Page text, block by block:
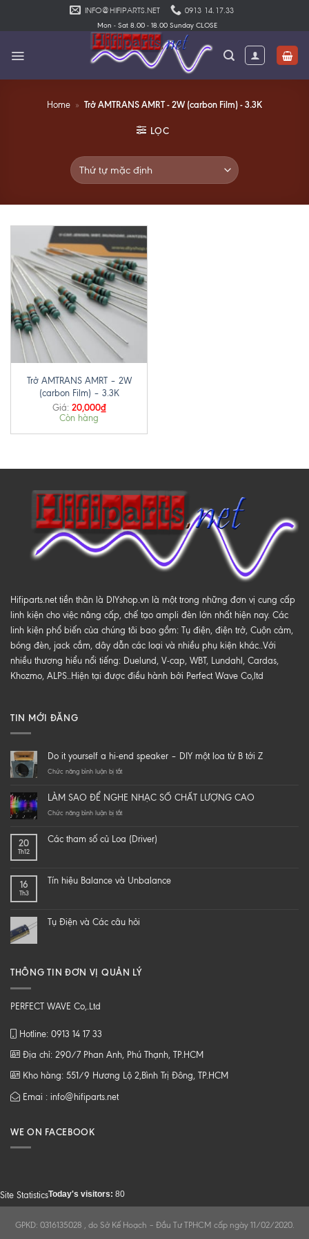
INFO@HIFIPARTS.NET 0913 14.17.33
Mon - Sat 8.00 - 18.00 Sunday CLOSE
Home » Trở AMTRANS AMRT - 2W (carbon Film) - 3.3K
LỌC
Trở AMTRANS AMRT – 2W
(carbon Film) – 3.3K
Giá: 20,000₫
Còn hàng
Hifiparts.net tiền thân là DIYshop.vn là một trong những đơn vị cung cấp
linh kiện cho việc nâng cấp, chế tạo ampli đèn lớn nhất hiện nay. Các
linh kiện phổ biến của chúng tôi bao gồm: Tụ điện, điện trở, Cuộn cảm,
bóng đèn, jack cắm, dây dẫn các loại và nhiều phụ kiện khác..Với
nhiều thương hiểu nổi tiếng: Duelund, V-cap, WBT, Lundahl, Cardas,
Khozmo, ALPS..Hiện tại được điều hành bởi Perfect Wave Co,ltd
TIN MỚI ĐĂNG
Do it yourself a hi-end speaker – DIY một loa từ B tới Z
Chức năng bình luận bị tắtở
yourself
a
speaker
loa
Z
LÀM SAO ĐỂ NGHE NHẠC SỐ CHẤT LƯỢNG CAO
Chức năng bình luận bị tắtở
ĐỂ
CHẤT
20
Th12
Các tham số củ Loa (Driver)
16
Th3
Tín hiệu Balance và Unbalance
Tụ Điện và Các câu hỏi
THÔNG TIN ĐƠN VỊ QUẢN LÝ
PERFECT WAVE Co,.Ltd
Hotline: 0913 14 17 33
Địa chỉ: 290/7 Phan Anh, Phú Thạnh, TP.HCM
Kho hàng: 551/9 Hương Lộ 2,Bình Trị Đông, TP.HCM
Emai : info@hifiparts.net
WE ON FACEBOOK
Site StatisticsToday's visitors: 80
GPKD: 0316135028 , do Sở Kế Hoạch – Đầu Tư TPHCM cấp ngày 11/02/2020.